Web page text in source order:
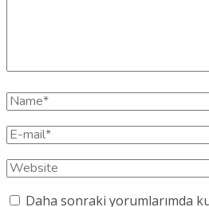
Daha sonraki yorumlarımda